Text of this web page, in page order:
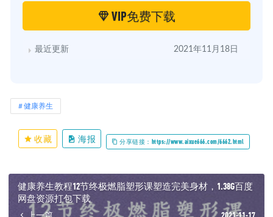
├─ 第16节：减肥3天就破功？你还不知道的肥胖秘密.mp4
├─ 第17节：增加蛋白质比例，不知不觉中瘦身.mp4
├─ 第18节：如何做到瘦后不反弹？小心减肥溜溜球效应.mp4
VIP免费下载
最近更新 2021年11月18日
健康养生
收藏 海报 分享链接：https://www.aixue666.com/6662.html
健康养生教程12节终极燃脂塑形课塑造完美身材，1.38G百度
网盘资源打包下载